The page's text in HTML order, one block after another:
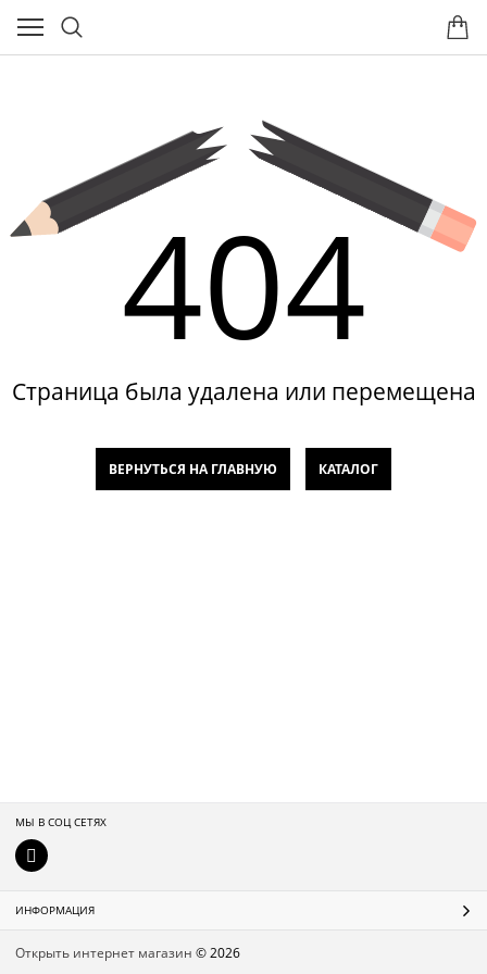
404
Страница была удалена или перемещена
ВЕРНУТЬСЯ НА ГЛАВНУЮ КАТАЛОГ
МЫ В СОЦ СЕТЯХ
ИНФОРМАЦИЯ
Открыть интернет магазин © 2026